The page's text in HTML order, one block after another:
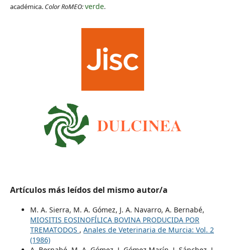
académica. Color RoMEO:verde.
Artículos más leídos del mismo autor/a
M. A. Sierra, M. A. Gómez, J. A. Navarro, A. Bernabé,
MIOSITIS EOSINOFÍLICA BOVINA PRODUCIDA POR
TREMATODOS , Anales de Veterinaria de Murcia: Vol. 2
(1986)